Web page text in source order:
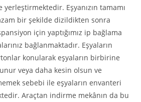
yerleştirmektedir. Eşyanızın tamamı
bir şekilde dizildikten sonra
için yaptığımız ip bağlama
bağlanmaktadır. Eşyaların
konularak eşyaların birbirine
veya daha kesin olsun ve
sebebi ile eşyaların envanteri
Araçtan indirme mekânın da bu